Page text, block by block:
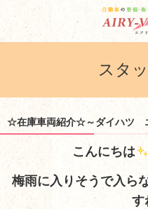
スタ
☆在庫車両紹介☆～ダイハツ
こんにちは
梅雨に入りそうで入ら